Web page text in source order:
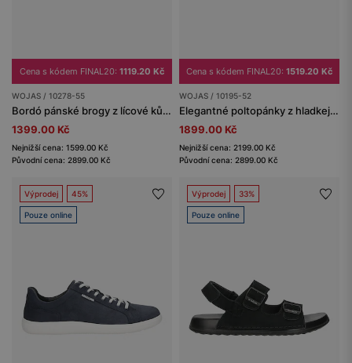
Cena s kódem FINAL20: 1119.20 Kč
WOJAS / 10278-55
Bordó pánské brogy z lícové kůže
1399.00 Kč
Nejnižší cena: 1599.00 Kč
Původní cena: 2899.00 Kč
Cena s kódem FINAL20: 1519.20 Kč
WOJAS / 10195-52
Elegantné poltopánky z hladkej kože
1899.00 Kč
Nejnižší cena: 2199.00 Kč
Původní cena: 2899.00 Kč
Výprodej 45%
Pouze online
Výprodej 33%
Pouze online